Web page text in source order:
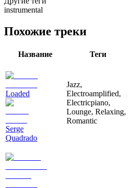
instrumental
Похожие треки
Название Теги
Loaded
Serge
Quadrado
Jazz,
Electroamplified,
Electricpiano,
Lounge, Relaxing,
Romantic